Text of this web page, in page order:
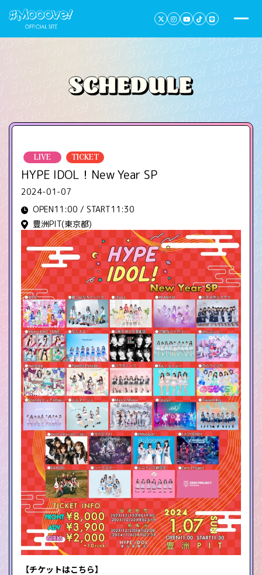
LIVE TICKET
HYPE IDOL！New Year SP
2024-01-07
OPEN11:00 / START11:30
豊洲PIT(東京都)
【チケットはこちら】